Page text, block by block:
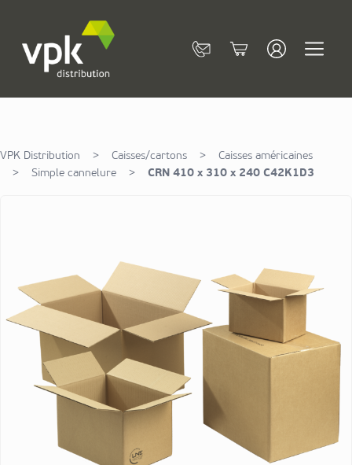
ContactCart
VPK Distribution > Caisses/cartons >
Caisses américaines
>
Simple cannelure > CRN 410 x 310 x 240 C42K1D3